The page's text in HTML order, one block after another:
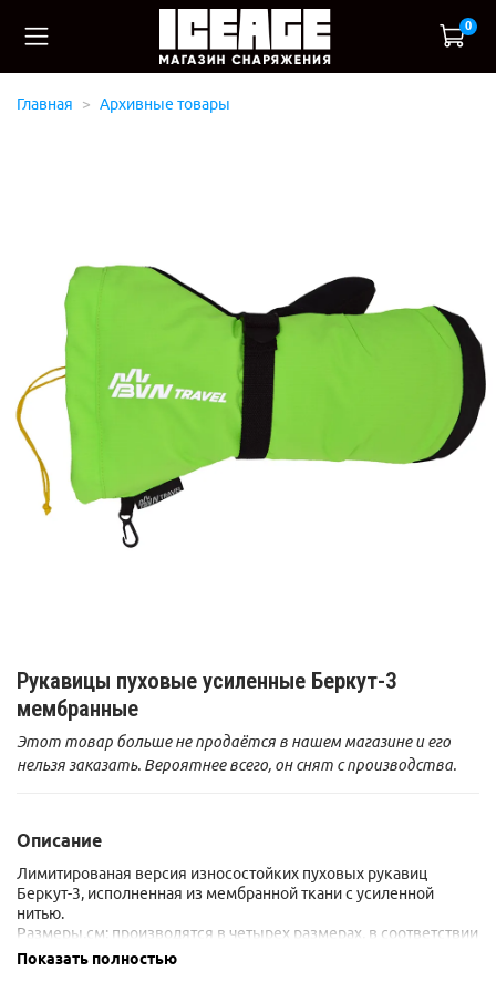
0
Главная Архивные товары
Рукавицы пуховые усиленные Беркут-3
мембранные
Этот товар больше не продаётся в нашем магазине и его
нельзя заказать. Вероятнее всего, он снят с производства.
Описание
Лимитированая версия износостойких пуховых рукавиц
Беркут-3, исполненная из мембранной ткани с усиленной
нитью.
Размеры,см: производятся в четырех размерах, в соответствии
с обхватом ладони (без большого пальца). Размер указан с
Показать полностью